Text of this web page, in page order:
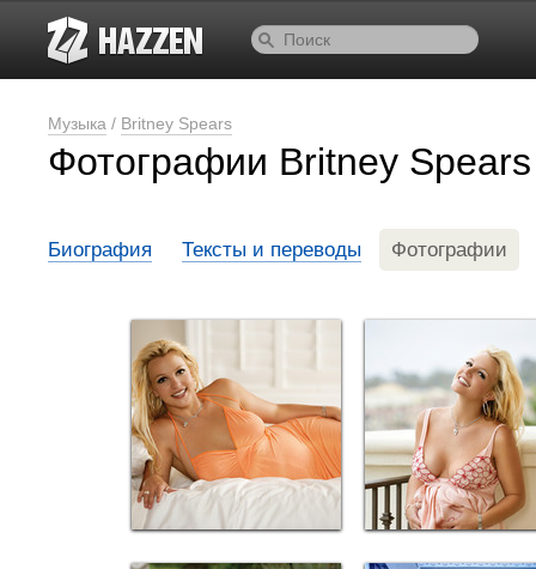
Музыка / Britney Spears
Фотографии Britney Spears
Биография Тексты и переводы Фотографии